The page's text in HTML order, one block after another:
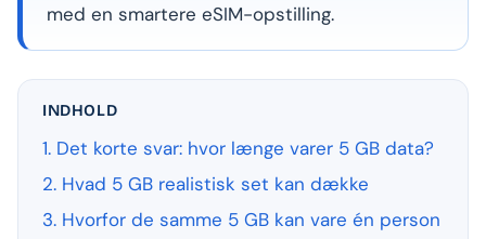
med en smartere eSIM-opstilling.
INDHOLD
1. Det korte svar: hvor længe varer 5 GB data?
2. Hvad 5 GB realistisk set kan dække
3. Hvorfor de samme 5 GB kan vare én person